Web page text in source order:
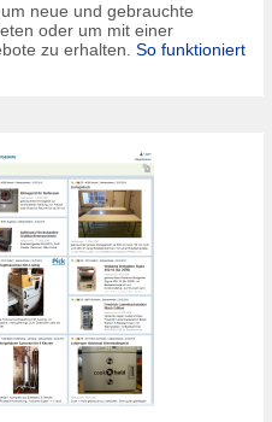
neue und gebrauchte
oder um mit einer
zu erhalten. So funktioniert